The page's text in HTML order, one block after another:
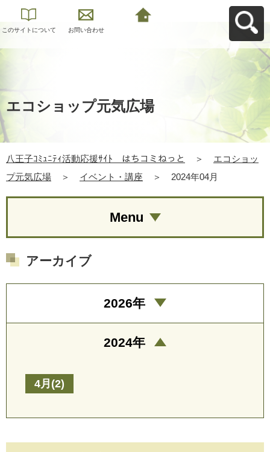
このサイトについて お問い合わせ
エコショップ元気広場
八王子ｺﾐｭﾆﾃｨ活動応援ｻｲﾄ はちコミねっと ＞
エコショッ
プ元気広場
＞ イベント・講座 ＞ 2024年04月
Menu
アーカイブ
2026年
2024年
4月(2)